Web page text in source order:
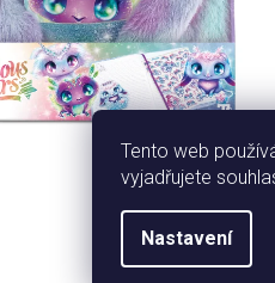
Tento web
vyjadřujete
Nastavení